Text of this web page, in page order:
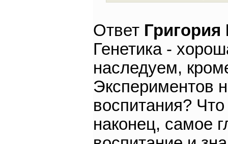
Ответ
Генетика -
наследуем,
Экспериментов
воспитания?
наконец, самое